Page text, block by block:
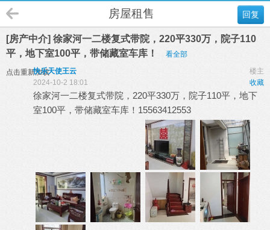
回复
房屋租售
[房产中介] 徐家河一二楼复式带院，220平330万，院子110
平，地下室100平，带储藏室车库！
看全部
点击重新加载 楼主
快乐天使王云
收藏
2024-10-2 18:01
徐家河一二楼复式带院，220平330万，院子110平，地下
室100平，带储藏室车库！15563412553